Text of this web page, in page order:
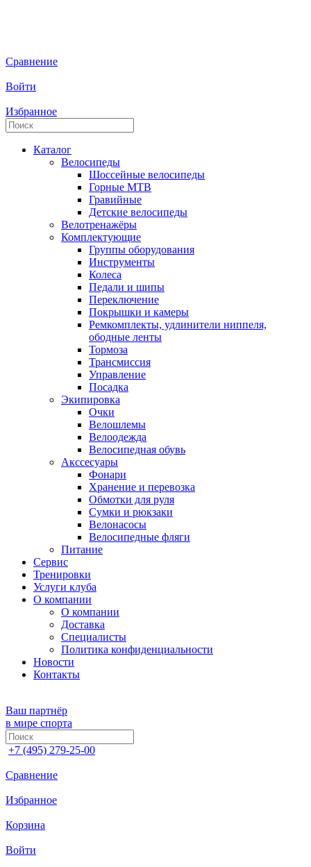
Сравнение
Войти
Избранное
Каталог
Велосипеды
Шоссейные велосипеды
Горные МTB
Гравийные
Детские велосипеды
Велотренажёры
Комплектующие
Группы оборудования
Инструменты
Колеса
Педали и шипы
Переключение
Покрышки и камеры
Ремкомплекты, удлинители ниппеля,
ободные ленты
Тормоза
Трансмиссия
Управление
Посадка
Экипировка
Очки
Велошлемы
Велоодежда
Велосипедная обувь
Акссесуары
Фонари
Хранение и перевозка
Обмотки для руля
Сумки и рюкзаки
Велонасосы
Велосипедные фляги
Питание
Сервис
Тренировки
Услуги клуба
О компании
О компании
Доставка
Специалисты
Политика конфиденциальности
Новости
Контакты
Ваш партнёр
в мире спорта
+7 (495) 279-25-00
Сравнение
Избранное
Корзина
Войти